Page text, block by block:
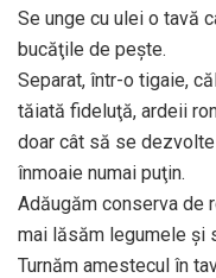
Se unge cu ulei o tavă
bucăţile de peşte.
Separat, într-o tigaie,
tăiată fideluţă, ardeii
doar cât să se
înmoaie numai puţin.
Adăugăm conserva de
mai lăsăm legumele şi
Turnăm amestecul în